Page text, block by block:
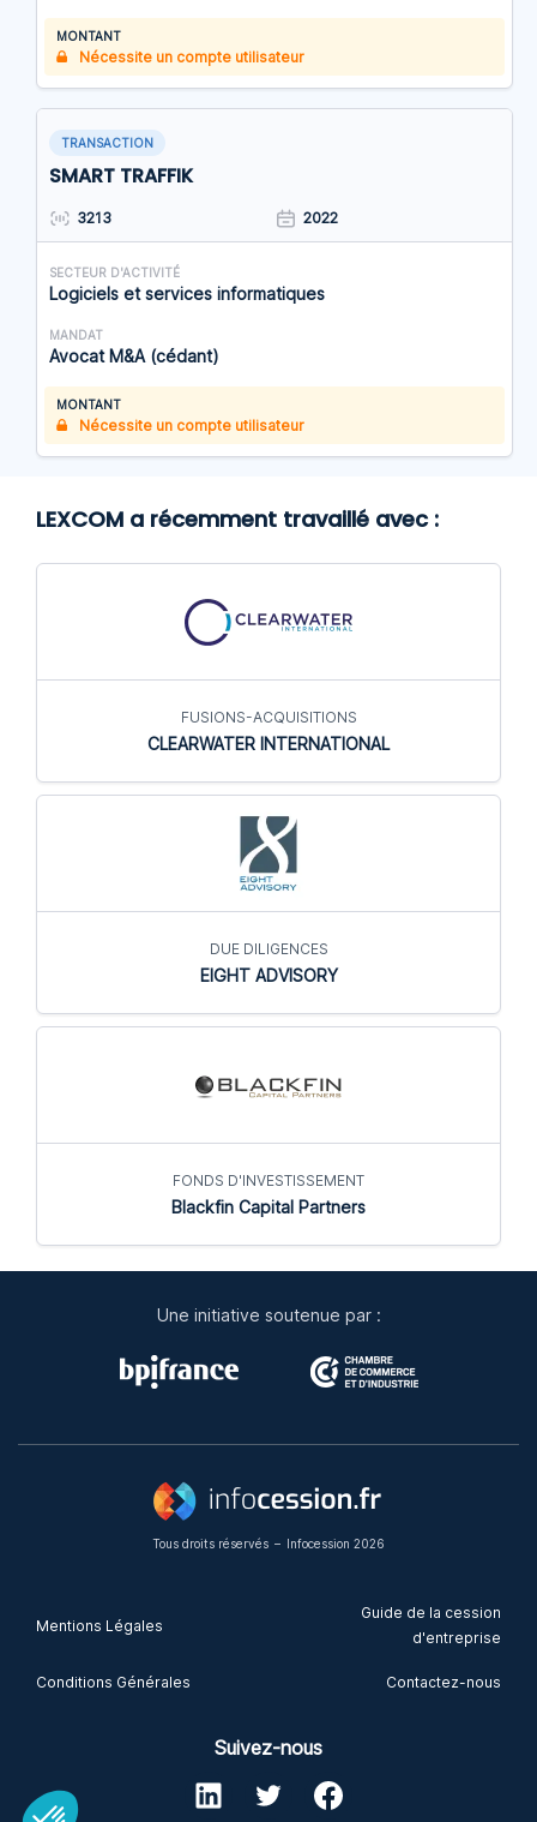
MONTANT
Nécessite un compte utilisateur
TRANSACTION
SMART TRAFFIK
3213 2022
SECTEUR D'ACTIVITÉ
Logiciels et services informatiques
MANDAT
Avocat M&A (cédant)
MONTANT
Nécessite un compte utilisateur
LEXCOM a récemment travaillé avec :
FUSIONS-ACQUISITIONS
CLEARWATER INTERNATIONAL
DUE DILIGENCES
EIGHT ADVISORY
FONDS D'INVESTISSEMENT
Blackfin Capital Partners
Une initiative soutenue par :
Mentions Légales
Conditions Générales
Guide de la cession
d'entreprise
Contactez-nous
Tous droits réservés – Infocession 2026
Suivez-nous